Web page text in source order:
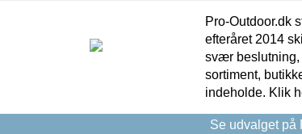
Pro-Outdoor.dk
efteråret 2014
svær beslutning,
sortiment,
indeholde. Klik
Se udvalget på